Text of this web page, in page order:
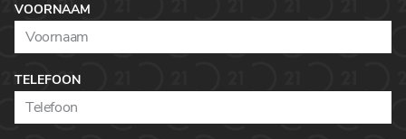
VOORNAAM
TELEFOON